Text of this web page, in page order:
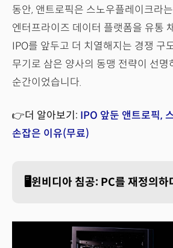
동안, 앤트로픽은 스노우플레이크라
엔터프라이즈 데이터 플랫폼을 유통
IPO를 앞두고 더 치열해지는 경쟁 구
무기로 삼은 양사의 동맹 전략이 선명
순간이었습니다.
👉더 알아보기: IPO 앞둔 앤트로픽,
손잡은 이유(무료)
🖥️윈비디아 침공: PC를 재정의하